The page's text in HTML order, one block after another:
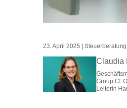
23. April 2025 Steuerberatung
Claudia
Group
Leiterin